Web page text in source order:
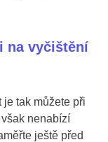
na vyčištění
tak můžete při
nenabízí
ještě před